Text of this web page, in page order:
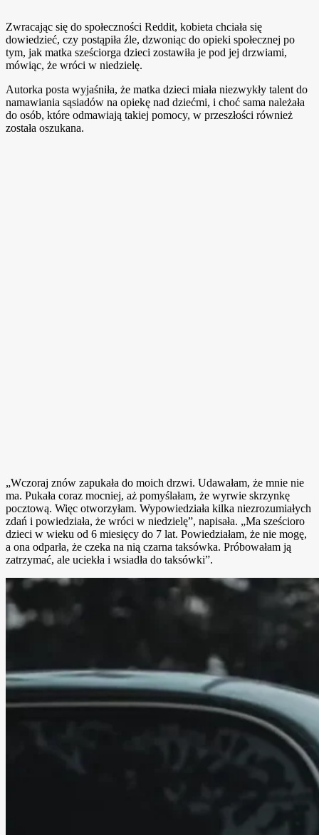
Zwracając się do społeczności Reddit, kobieta chciała się
dowiedzieć, czy postąpiła źle, dzwoniąc do opieki społecznej po
tym, jak matka sześciorga dzieci zostawiła je pod jej drzwiami,
mówiąc, że wróci w niedzielę.
Autorka posta wyjaśniła, że matka dzieci miała niezwykły talent do
namawiania sąsiadów na opiekę nad dziećmi, i choć sama należała
do osób, które odmawiają takiej pomocy, w przeszłości również
została oszukana.
„Wczoraj znów zapukała do moich drzwi. Udawałam, że mnie nie
ma. Pukała coraz mocniej, aż pomyślałam, że wyrwie skrzynkę
pocztową. Więc otworzyłam. Wypowiedziała kilka niezrozumiałych
zdań i powiedziała, że wróci w niedzielę”, napisała. „Ma sześcioro
dzieci w wieku od 6 miesięcy do 7 lat. Powiedziałam, że nie mogę,
a ona odparła, że czeka na nią czarna taksówka. Próbowałam ją
zatrzymać, ale uciekła i wsiadła do taksówki”.